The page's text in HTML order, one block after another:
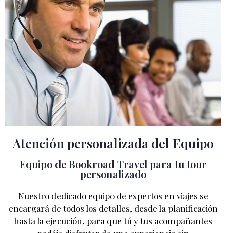
Atención personalizada del Equipo
Equipo de Bookroad Travel para tu tour
personalizado
Nuestro dedicado equipo de expertos en viajes se
encargará de todos los detalles, desde la planificación
hasta la ejecución, para que tú y tus acompañantes